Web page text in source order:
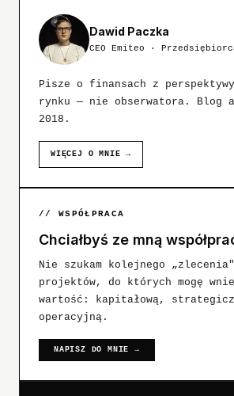
Dawid Paczka
CEO Emiteo ·
Pisze o finansach z
rynku — nie obserwatora. Blog
2018.
WIĘCEJ O MNIE →
// WSPÓŁPRACA
Chciałbyś ze mną
Nie szukam kolejnego
projektów, do których mogę
wartość: kapitałową,
operacyjną.
NAPISZ DO MNIE →